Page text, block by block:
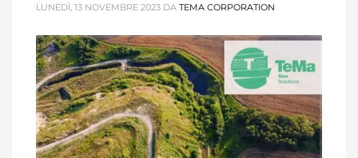
LUNEDÌ, 13 NOVEMBRE 2023 DA TEMA CORPORATION